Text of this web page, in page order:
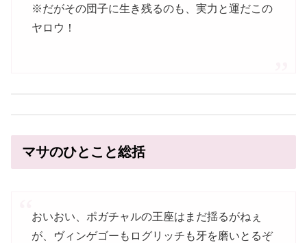
※だがその団子に生き残るのも、実力と運だこの
ヤロウ！
マサのひとこと総括
おいおい、ポガチャルの王座はまだ揺るがねぇ
が、ヴィンゲゴーもログリッチも牙を磨いとるぞ